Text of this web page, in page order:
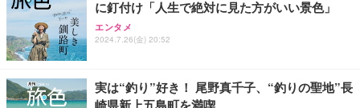
に釘付け「人生で絶対に見た方がいい景色」
エンタメ
2024.7.26(金) 20:52
実は“釣り”好き！ 尾野真千子、“釣りの聖地”長